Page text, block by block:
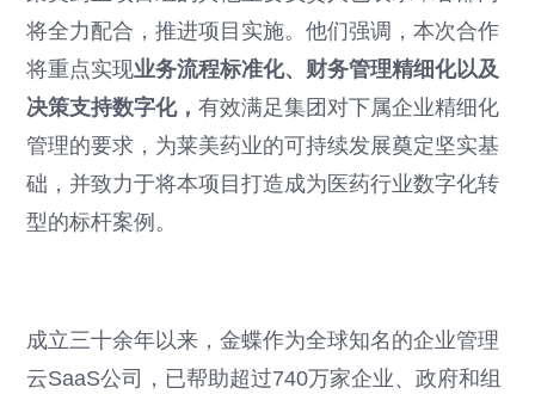
将全力配合，推进项目实施。他们强调，本次合作
将重点实现业务流程标准化、财务管理精细化以及
决策支持数字化，有效满足集团对下属企业精细化
管理的要求，为莱美药业的可持续发展奠定坚实基
础，并致力于将本项目打造成为医药行业数字化转
型的标杆案例。
成立三十余年以来，金蝶作为全球知名的企业管理
云SaaS公司，已帮助超过740万家企业、政府和组